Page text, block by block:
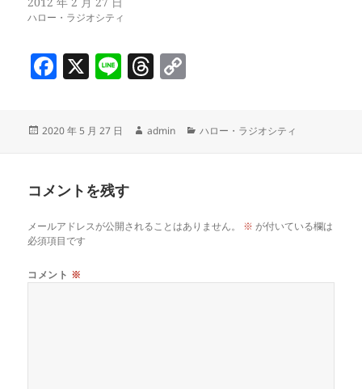
ハロー・ラジオシティ
F
c
e
o
o
k
X Li T
re
a
p
y
k
投
2020 年 5 月 27 日
作
admin
カ
ハロー・ラジオシティ
コメントを残す
メールアドレスが公開されることはありません。 ※ が付いている欄は
必須項目です
コメント ※